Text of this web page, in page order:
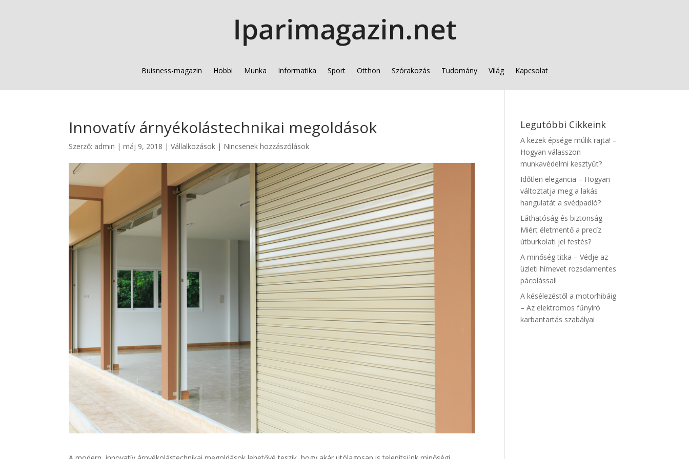
Buisness-magazin Hobbi Munka Informatika Sport Otthon Szórakozás Tudomány Világ Kapcsolat
Innovatív árnyékolástechnikai megoldások
Szerző: admin |máj 9, 2018 |Vállalkozások | Nincsenek hozzászólások
Legutóbbi Cikkeink
A kezek épsége múlik rajta! –
Hogyan válasszon
munkavédelmi kesztyűt?
Időtlen elegancia – Hogyan
változtatja meg a lakás
hangulatát a svédpadló?
Láthatóság és biztonság –
Miért életmentő a precíz
útburkolati jel festés?
A minőség titka – Védje az
üzleti hírnevet rozsdamentes
pácolással!
A késélezéstől a motorhibáig
– Az elektromos fűnyíró
karbantartás szabályai